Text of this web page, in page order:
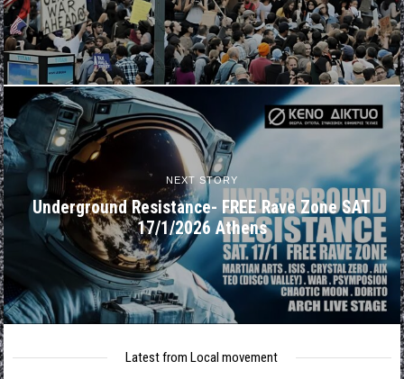
NEXT STORY
Underground Resistance- FREE Rave Zone SAT
17/1/2026 Athens
Latest from Local movement